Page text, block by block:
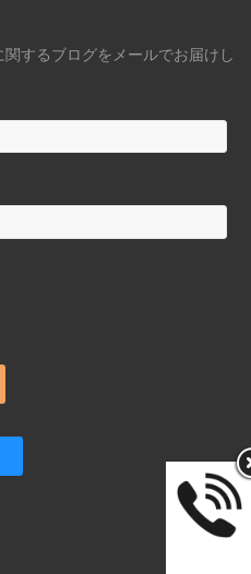
するブログをメールでお届けし